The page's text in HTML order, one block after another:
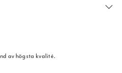
av högsta kvalité.